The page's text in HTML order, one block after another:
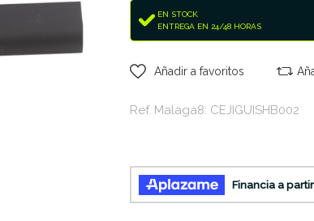
EN STOCK
ENTREGA EN 24/48 HORAS
Añadir a favoritos
Ref. Malaga8: CEJIGUISHB002